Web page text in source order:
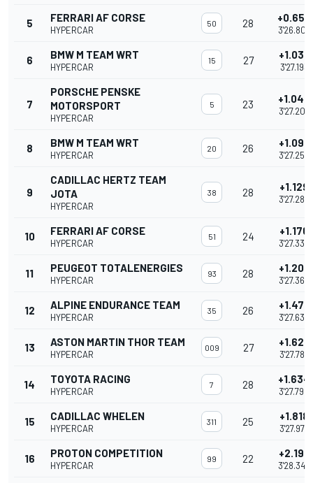
5 FERRARI AF CORSE
HYPERCAR
50 28 +0.653
3'26.809
6 BMW M TEAM WRT
HYPERCAR
15 27 +1.037
3'27.193
7
PORSCHE PENSKE
MOTORSPORT
HYPERCAR
5 23 +1.048
3'27.204
8 BMW M TEAM WRT
HYPERCAR
20 26 +1.098
3'27.254
9
CADILLAC HERTZ TEAM
JOTA
HYPERCAR
38 28 +1.129
3'27.285
10 FERRARI AF CORSE
HYPERCAR
51 24 +1.176
3'27.332
11 PEUGEOT TOTALENERGIES
HYPERCAR
93 28 +1.208
3'27.364
12 ALPINE ENDURANCE TEAM
HYPERCAR
35 26 +1.479
3'27.635
13 ASTON MARTIN THOR TEAM
HYPERCAR
009 27 +1.628
3'27.784
14 TOYOTA RACING
HYPERCAR
7 28 +1.634
3'27.790
15 CADILLAC WHELEN
HYPERCAR
311 25 +1.818
3'27.974
16 PROTON COMPETITION
HYPERCAR
99 22 +2.190
3'28.346